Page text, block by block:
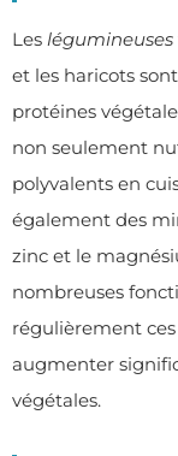
Les légumineuses
et les haricots
protéines
non seulement
polyvalents en
également des
zinc et le
nombreuses
régulièrement
augmenter
végétales.